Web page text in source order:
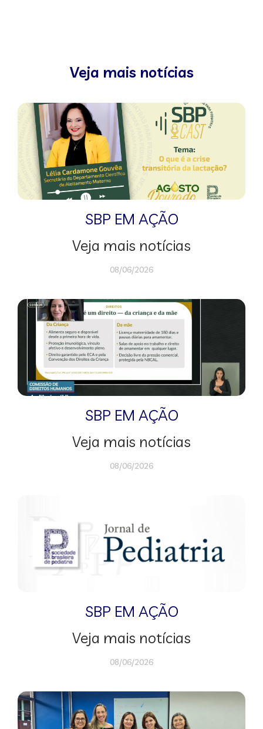
Veja mais notícias
SBP EM AÇÃO
Veja mais notícias
08/06/2026
SBP EM AÇÃO
Veja mais notícias
08/06/2026
SBP EM AÇÃO
Veja mais notícias
08/06/2026